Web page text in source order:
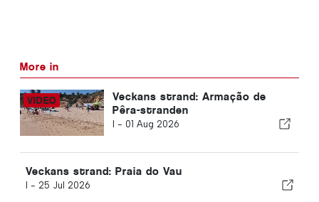
More in
Veckans strand: Armação de
Pêra-stranden
I - 01 Aug 2026
Veckans strand: Praia do Vau
I - 25 Jul 2026